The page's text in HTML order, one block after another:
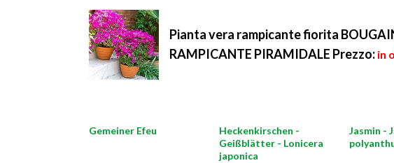
Pianta vera rampicante fiorita
RAMPICANTE PIRAMIDALE Prezzo: in
Gemeiner Efeu
Heckenkirschen -
Geißblätter - Lonicera
japonica
Jasmin -